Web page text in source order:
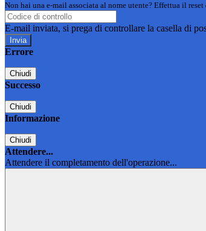
Non hai una e-mail associata al nome utente? Effettua il
E-mail inviata, si prega di controllare la casella di
Errore
Chiudi
Successo
Chiudi
Informazione
Chiudi
Attendere...
Attendere il completamento dell'operazione...